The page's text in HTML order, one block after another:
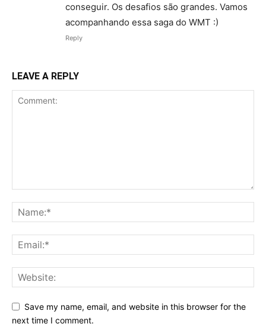
conseguir. Os desafios são grandes. Vamos
acompanhando essa saga do WMT :)
Reply
LEAVE A REPLY
Save my name, email, and website in this browser for the
next time I comment.